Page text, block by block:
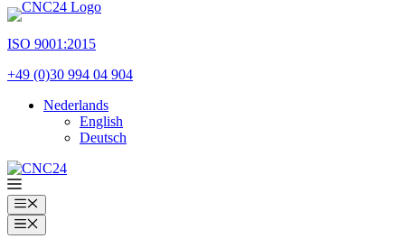
Ga
de
ISO 9001:2015
+49 (0)30 994 04 904
Nederlands
English
Deutsch
Menu
Menu